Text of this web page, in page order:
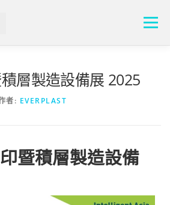
選單
(台灣)
層製造設備展 2025
者: EVERPLAST
暨積層製造設備